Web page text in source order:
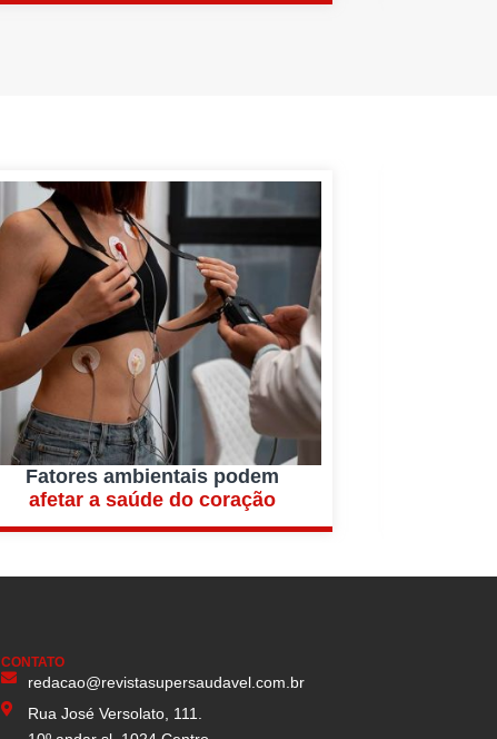
Fatores ambientais podem
afetar a saúde do coração
CONTATO
redacao@revistasupersaudavel.com.br
Rua José Versolato, 111.